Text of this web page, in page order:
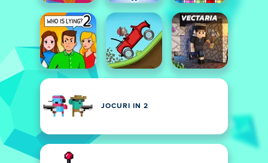
JOCURI IN 2